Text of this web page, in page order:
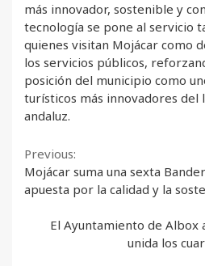
más innovador, sostenible y
tecnología se pone al servicio
quienes visitan Mojácar como
los servicios públicos,
posición del municipio como
turísticos más innovadores del
andaluz.
Continue
Reading
Previous:
Mojácar suma una sexta
apuesta por la calidad y la
El Ayuntamiento de Albox
unida los